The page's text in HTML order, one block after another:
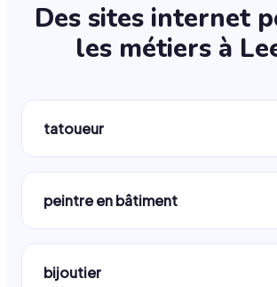
Des sites internet
les métiers à
tatoueur
peintre en bâtiment
bijoutier